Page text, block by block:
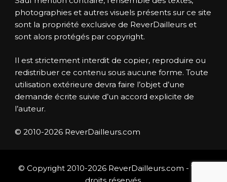
photographies et autres visuels présents sur ce site
sont la propriété exclusive de ReverDailleurs et
sont alors protégés par copyright.
Il est strictement interdit de copier, reproduire ou
redistribuer ce contenu sous aucune forme. Toute
utilisation extérieure devra faire l’objet d’une
demande écrite suivie d’un accord explicite de
l’auteur.
© 2010-2026 ReverDailleurs.com
© Copyright 2010-2026 ReverDailleurs.com - Tous